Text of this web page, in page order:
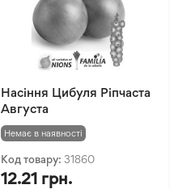
Насіння Цибуля Ріпчаста
Августа
Немає в наявності
Код товару: 31860
12.21 грн.